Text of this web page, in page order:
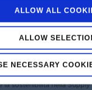
ALLOW ALL
ALLOW
NECESSARY
Supply Chain ESG
la sostenibilità nella